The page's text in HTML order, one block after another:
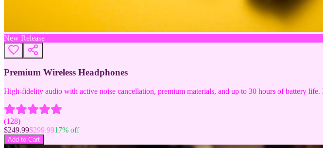
New Release
Premium Wireless Headphones
High-fidelity audio with active noise cancellation, premium materials, and up to 30 hours of battery life.
(128)
$249.99$299.9917% off
Add to Cart